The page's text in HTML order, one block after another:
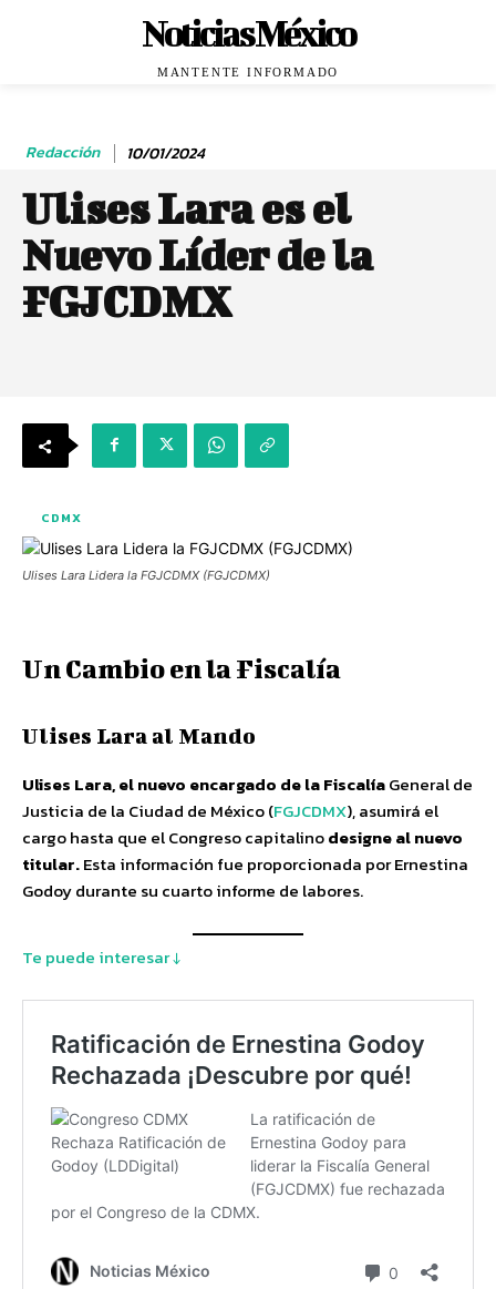
Noticias México
MANTENTE INFORMADO
Redacción 10/01/2024
Ulises Lara es el
Nuevo Líder de la
FGJCDMX
CDMX
Ulises Lara Lidera la FGJCDMX (FGJCDMX)
Un Cambio en la Fiscalía
Ulises Lara al Mando
Ulises Lara, el nuevo encargado de la FiscalíaGeneral de
Justicia de la Ciudad de México (FGJCDMX), asumirá el
cargo hasta que el Congreso capitalinodesigne al nuevo
titular.Esta información fue proporcionada por Ernestina
Godoy durante su cuarto informe de labores.
Te puede interesar ↓